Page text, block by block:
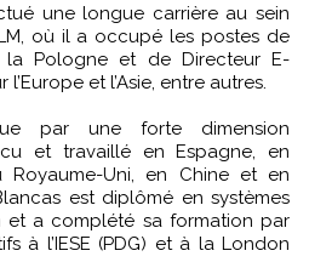
une longue carrière au sein
où il a occupé les postes de
la Pologne et de Directeur E-
et l’Asie, entre autres.
par une forte dimension
et travaillé en Espagne, en
Royaume-Uni, en Chine et en
est diplômé en systèmes
et a complété sa formation par
à l’IESE (PDG) et à la London